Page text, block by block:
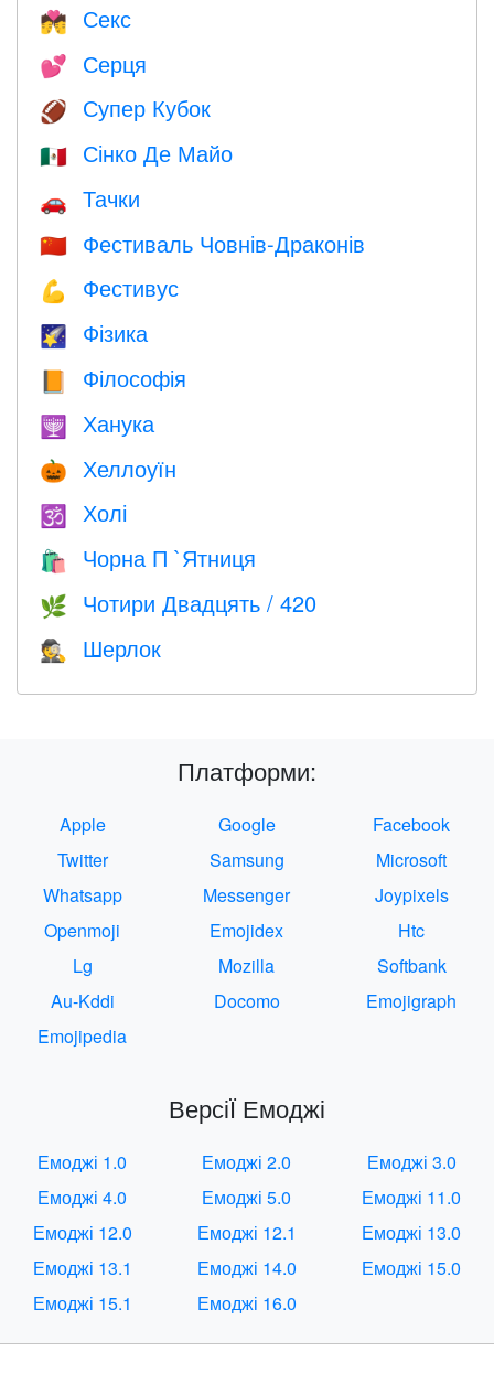
💏 Секс
💕 Серця
🏈 Супер Кубок
🇲🇽 Сінко Де Майо
🚗 Тачки
🇨🇳 Фестиваль Човнів-Драконів
💪 Фестивус
🌠 Фізика
📙 Філософія
🕎 Ханука
🎃 Хеллоуїн
🕉 Холі
🛍 Чорна П `Ятниця
🌿 Чотири Двадцять / 420
🕵️ Шерлок
Платформи:
Apple Google
Facebook
Twitter
Samsung
Microsoft
Whatsapp
Messenger
Joypixels
Openmoji
Emojidex
Htc
Lg
Mozilla
Softbank
Au-Kddi
Docomo
Emojigraph
Emojipedia
ВерсіЇ Емоджі
Емоджі 1.0 Емоджі 2.0
Емоджі 3.0
Емоджі 4.0
Емоджі 5.0
Емоджі 11.0
Емоджі 12.0
Емоджі 12.1
Емоджі 13.0
Емоджі 13.1
Емоджі 14.0
Емоджі 15.0
Емоджі 15.1
Емоджі 16.0